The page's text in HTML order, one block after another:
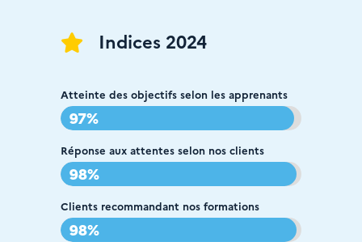
 Indices 2024
Atteinte des objectifs selon les apprenants
97%
97%
Réponse aux attentes selon nos clients
98%
98%
Clients recommandant nos formations
98%
98%